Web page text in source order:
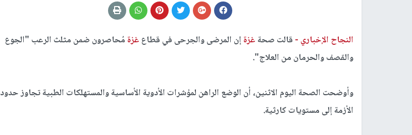
النجاح الإخباري - قالت صحةغزةإن المرضى والجرحى في قطاع غزة مُحاصرون ضمن مثلث الرعب "الجوع
والقصف والحرمان من العلاج".
وأوضحت الصحة اليوم الاثنين، أن الوضع الراهن لمؤشرات الأدوية الأساسية والمستهلكات الطبية تجاوز حدود
الأزمة إلى مستويات كارثية.